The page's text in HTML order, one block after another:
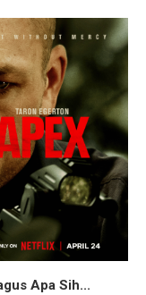
Apa Sih...